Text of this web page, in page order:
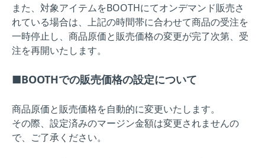
また、対象アイテムをBOOTHにてオンデマンド販売さ
れている場合は、上記の時間帯に合わせて商品の受注を
一時停止し、商品原価と販売価格の変更が完了次第、受
注を再開いたします。
■BOOTHでの販売価格の設定について
商品原価と販売価格を自動的に変更いたします。
その際、設定済みのマージン金額は変更されませんの
で、ご了承ください。